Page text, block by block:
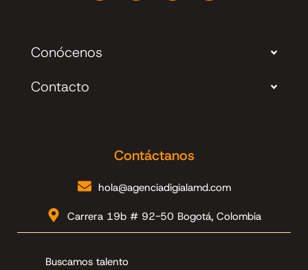
Conócenos
Contacto
Contáctanos
hola@agenciadigialamd.com
Carrera 19b # 92-50 Bogotá, Colombia
Buscamos talento